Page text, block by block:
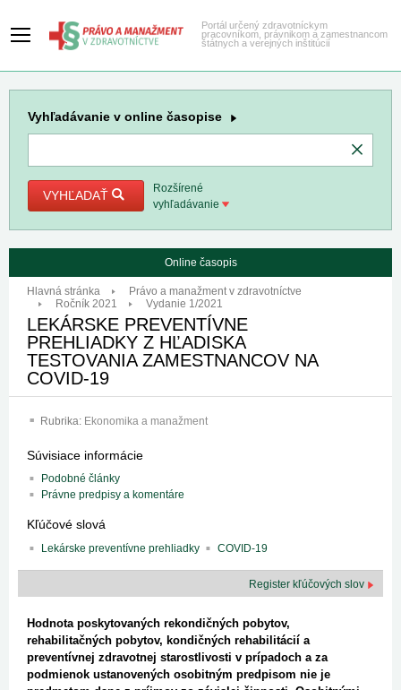
Portál určený zdravotníckym
pracovníkom, právnikom a zamestnancom
štátnych a verejných inštitúcií
Vyhľadávanie v online časopise
VYHĽADAŤ
Rozšírené
vyhľadávanie
Online časopis
Hlavná stránka
Právo a manažment v zdravotníctve
Ročník 2021
Vydanie 1/2021
LEKÁRSKE PREVENTÍVNE
PREHLIADKY Z HĽADISKA
TESTOVANIA ZAMESTNANCOV NA
COVID-19
Rubrika: Ekonomika a manažment
Súvisiace informácie
Podobné články
Právne predpisy a komentáre
Kľúčové slová
Lekárske preventívne prehliadky COVID-19
Register kľúčových slov
Hodnota poskytovaných rekondičných pobytov,
rehabilitačných pobytov, kondičných rehabilitácií a
preventívnej zdravotnej starostlivosti v prípadoch a za
podmienok ustanovených osobitným predpisom nie je